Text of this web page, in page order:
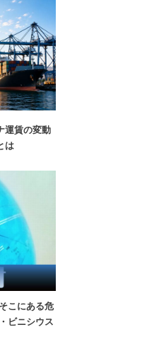
運賃の変動
は
こにある危
ビニシウス